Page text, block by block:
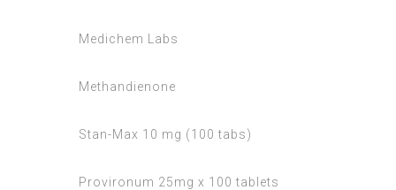
Medichem Labs
Methandienone
Stan-Max 10 mg (100 tabs)
Provironum 25mg x 100 tablets